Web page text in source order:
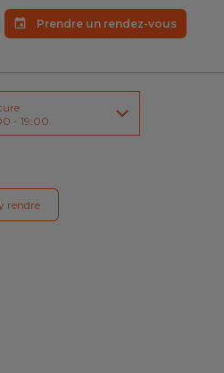
Prendre un rendez-vous
- 19:00
rendre